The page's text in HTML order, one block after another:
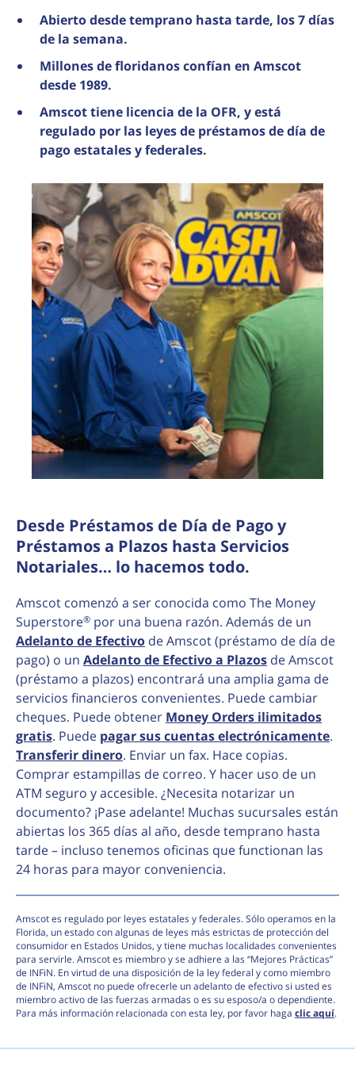
Abierto desde temprano hasta tarde, los 7 días
de la semana.
Millones de floridanos confían en Amscot
desde 1989.
Amscot tiene licencia de la OFR, y está
regulado por las leyes de préstamos de día de
pago estatales y federales.
Desde Préstamos de Día de Pago y
Préstamos a Plazos hasta Servicios
Notariales… lo hacemos todo.
Amscot comenzó a ser conocida como The Money
Superstore® por una buena razón. Además de un
Adelanto de Efectivo de Amscot (préstamo de día de
pago) o un Adelanto de Efectivo a Plazos de Amscot
(préstamo a plazos) encontrará una amplia gama de
servicios financieros convenientes. Puede cambiar
cheques. Puede obtener Money Orders ilimitados
gratis. Puede pagar sus cuentas electrónicamente.
Transferir dinero. Enviar un fax. Hace copias.
Comprar estampillas de correo. Y hacer uso de un
ATM seguro y accesible. ¿Necesita notarizar un
documento? ¡Pase adelante! Muchas sucursales están
abiertas los 365 días al año, desde temprano hasta
tarde – incluso tenemos oficinas que functionan las
24 horas para mayor conveniencia.
Amscot es regulado por leyes estatales y federales. Sólo operamos en la
Florida, un estado con algunas de leyes más estrictas de protección del
consumidor en Estados Unidos, y tiene muchas localidades convenientes
para servirle. Amscot es miembro y se adhiere a las “Mejores Prácticas”
de INFiN. En virtud de una disposición de la ley federal y como miembro
de INFiN, Amscot no puede ofrecerle un adelanto de efectivo si usted es
miembro activo de las fuerzas armadas o es su esposo/a o dependiente.
Para más información relacionada con esta ley, por favor haga clic aquí.